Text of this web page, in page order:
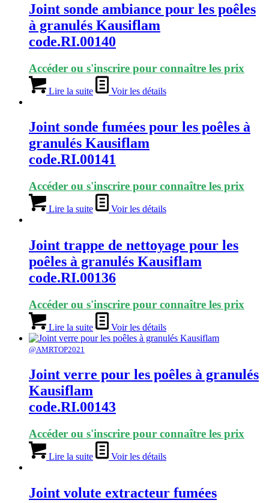
Joint sonde ambiance pour les poêles
à granulés Kausiflam
code.RI.00140
Accéder ou s'inscrire pour connaître les prix
Lire la suite Voir les détails
Joint sonde fumées pour les poêles à
granulés Kausiflam
code.RI.00141
Accéder ou s'inscrire pour connaître les prix
Lire la suite Voir les détails
Joint trappe de nettoyage pour les
poêles à granulés Kausiflam
code.RI.00136
Accéder ou s'inscrire pour connaître les prix
Lire la suite Voir les détails
@AMRTOP2021
Joint verre pour les poêles à granulés
Kausiflam
code.RI.00143
Accéder ou s'inscrire pour connaître les prix
Lire la suite Voir les détails
Joint volute extracteur fumées